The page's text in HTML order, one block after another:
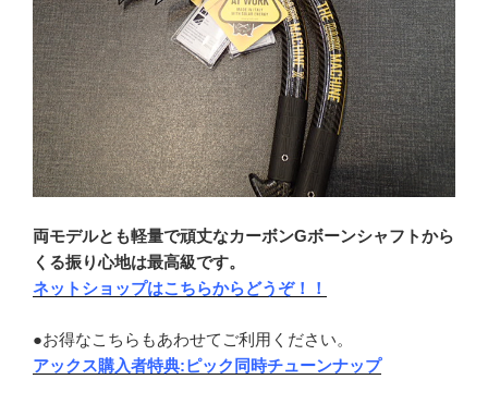
両モデルとも軽量で頑丈なカーボンGボーンシャフトから
くる振り心地は最高級です。
ネットショップはこちらからどうぞ！！
●お得なこちらもあわせてご利用ください。
アックス購入者特典:ピック同時チューンナップ